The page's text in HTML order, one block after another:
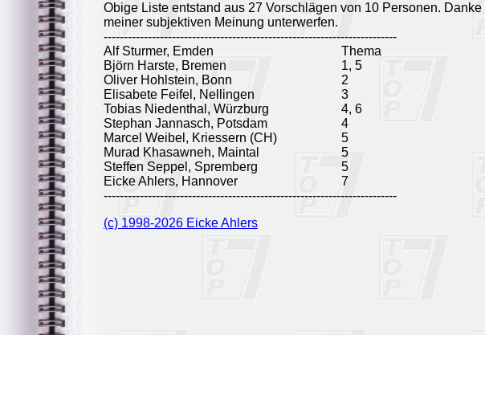
Obige Liste entstand aus 27 Vorschlägen von 10 Personen.
meiner subjektiven Meinung unterwerfen.
-------------------------------------------------------------------------
Alf Sturmer, Emden
Thema
Björn Harste, Bremen
1, 5
Oliver Hohlstein, Bonn
2
Elisabete Feifel, Nellingen
3
Tobias Niedenthal, Würzburg
4, 6
Stephan Jannasch, Potsdam
4
Marcel Weibel, Kriessern (CH)
5
Murad Khasawneh, Maintal
5
Steffen Seppel, Spremberg
5
Eicke Ahlers, Hannover
7
-------------------------------------------------------------------------
(c) 1998-2026 Eicke Ahlers